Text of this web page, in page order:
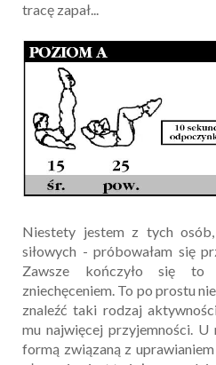
tracę zapał...
Niestety jestem z tych
siłowych - próbowałam się
Zawsze kończyło się to
zniechęceniem. To po prostu
znaleźć taki rodzaj
mu najwięcej przyjemności. U
formą związaną z